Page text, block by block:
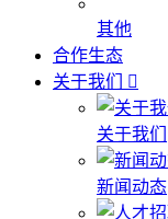
其他
合作生态
关于我们
关于我们
新闻动态